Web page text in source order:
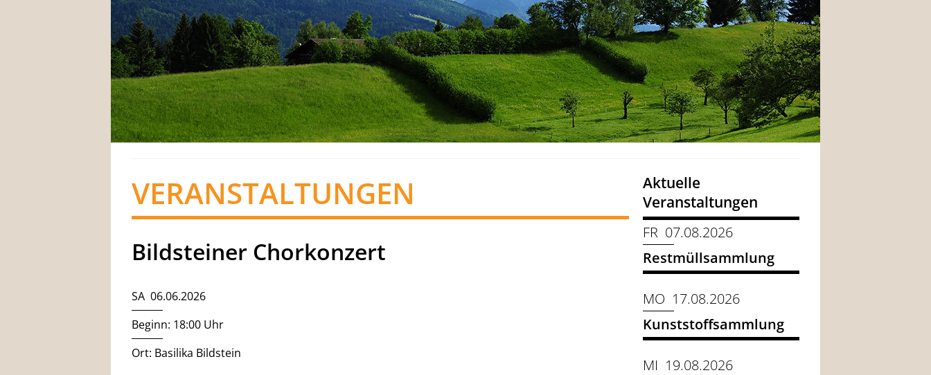
VERANSTALTUNGEN
Bildsteiner Chorkonzert
SA 06.06.2026
Beginn: 18:00 Uhr
Ort: Basilika Bildstein
Aktuelle
Veranstaltungen
FR 07.08.2026
Restmüllsammlung
MO 17.08.2026
Kunststoffsammlung
MI 19.08.2026